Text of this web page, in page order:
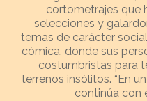
cortometrajes que
selecciones y
temas de carácter
cómica, donde sus
costumbristas para
terrenos insólitos. “En
continúa con